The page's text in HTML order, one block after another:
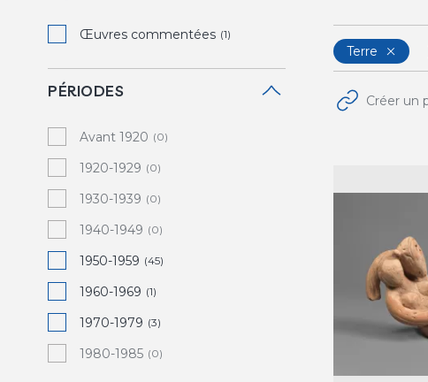
Œuvres commentées (1)
PÉRIODES
Avant 1920 (0)
1920-1929 (0)
1930-1939 (0)
1940-1949 (0)
1950-1959 (45)
1960-1969 (1)
1970-1979 (3)
1980-1985 (0)
Terre
Créer un